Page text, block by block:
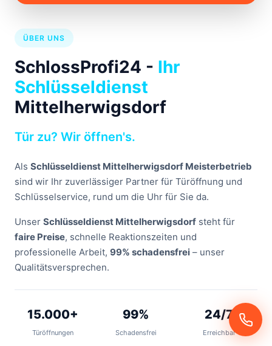
ÜBER UNS
SchlossProfi24 - Ihr
Schlüsseldienst
Mittelherwigsdorf
Tür zu? Wir öffnen's.
Als Schlüsseldienst Mittelherwigsdorf Meisterbetrieb
sind wir Ihr zuverlässiger Partner für Türöffnung und
Schlüsselservice, rund um die Uhr für Sie da.
Unser Schlüsseldienst Mittelherwigsdorf steht für
faire Preise, schnelle Reaktionszeiten und
professionelle Arbeit, 99% schadensfrei – unser
Qualitätsversprechen.
15.000+
Türöffnungen
99%
Schadensfrei
24/7
Erreichbar